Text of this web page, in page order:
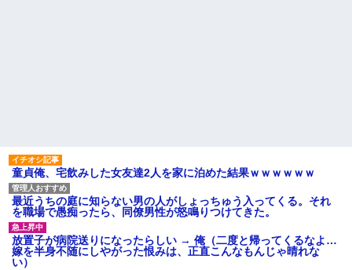
触らないでよ！」キチママ『そ
こに金庫があったから、開けて
みようとしただけ☆』義兄「泥
は出てけ！二度と来るな！」結
果・・・
私「初めて飲む味だけどなん
のお茶？」彼「ちっ！」私「」
【GIF】JSのカンチョーワロ
タ
童貞俺、宅飲みした女友達2人を家に泊めた結果ｗｗｗｗｗｗ
最近うちの庭に知らない男の人がしょっちゅう入ってくる。それ
を職場で愚痴ったら、同僚男性が怒鳴りつけてきた。
放置子が病院送りになったらしい → 俺（二度と帰ってくるなよ…
嫁を半身不随にしやがった恨みは、正直こんなもんじゃ晴れな
い）